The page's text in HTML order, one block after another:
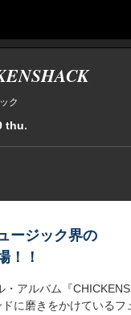
ク
thu.
ージック界の
！！
アルバム『
に磨きをかけている